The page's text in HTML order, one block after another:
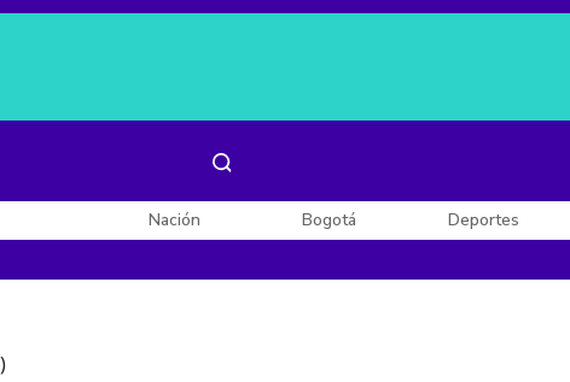
Nación Bogotá Deportes
)